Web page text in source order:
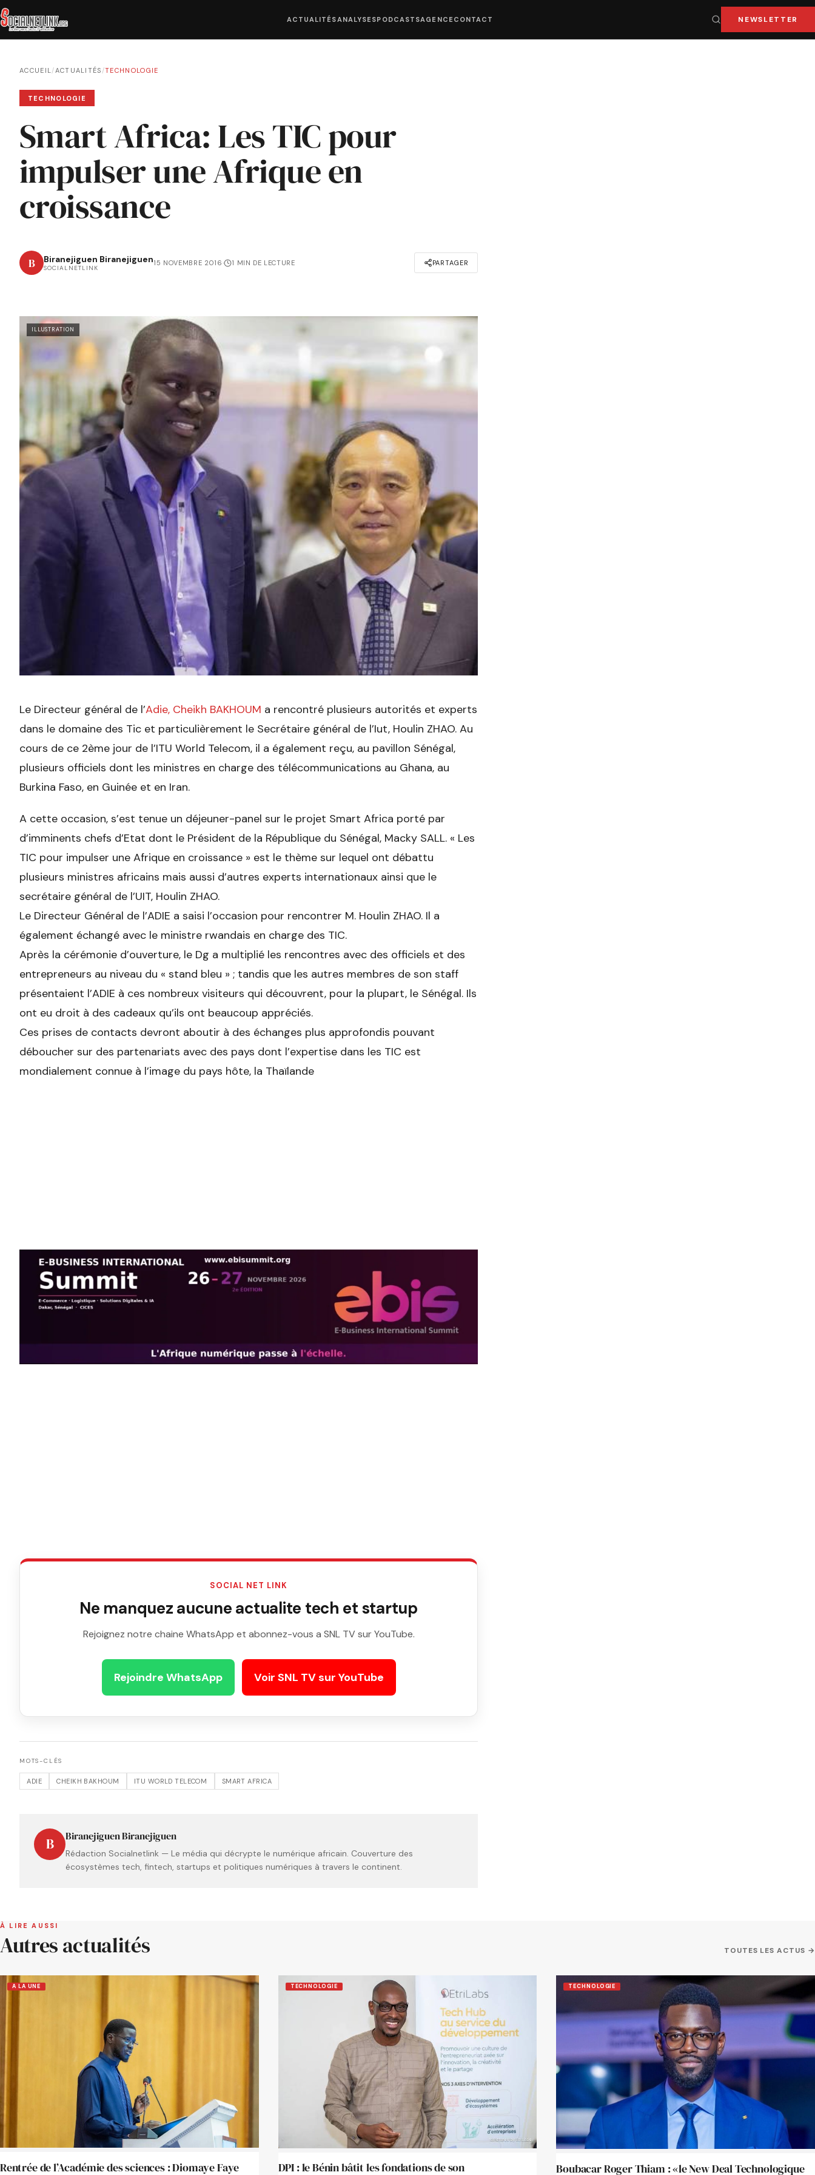
ACTUALITÉSANALYSESPODCASTSAGENCE CONTACT NEWSLETTER
ACCUEIL/ACTUALITÉS /TECHNOLOGIE
TECHNOLOGIE
Smart Africa: Les TIC pour
impulser une Afrique en
croissance
B Biranejiguen Biranejiguen
SOCIALNETLINK
15 NOVEMBRE 2016· 1 MIN DE LECTURE PARTAGER
ILLUSTRATION
Le Directeur général de l’Adie, Cheikh BAKHOUM a rencontré plusieurs autorités et experts
dans le domaine des Tic et particulièrement le Secrétaire général de l’Iut, Houlin ZHAO. Au
cours de ce 2ème jour de l’ITU World Telecom, il a également reçu, au pavillon Sénégal,
plusieurs officiels dont les ministres en charge des télécommunications au Ghana, au
Burkina Faso, en Guinée et en Iran.
A cette occasion, s’est tenue un déjeuner-panel sur le projet Smart Africa porté par
d’imminents chefs d’Etat dont le Président de la République du Sénégal, Macky SALL. « Les
TIC pour impulser une Afrique en croissance » est le thème sur lequel ont débattu
plusieurs ministres africains mais aussi d’autres experts internationaux ainsi que le
secrétaire général de l’UIT, Houlin ZHAO.
Le Directeur Général de l’ADIE a saisi l’occasion pour rencontrer M. Houlin ZHAO. Il a
également échangé avec le ministre rwandais en charge des TIC.
Après la cérémonie d’ouverture, le Dg a multiplié les rencontres avec des officiels et des
entrepreneurs au niveau du « stand bleu » ; tandis que les autres membres de son staff
présentaient l’ADIE à ces nombreux visiteurs qui découvrent, pour la plupart, le Sénégal. Ils
ont eu droit à des cadeaux qu’ils ont beaucoup appréciés.
Ces prises de contacts devront aboutir à des échanges plus approfondis pouvant
déboucher sur des partenariats avec des pays dont l’expertise dans les TIC est
mondialement connue à l’image du pays hôte, la Thaïlande
SOCIAL NET LINK
Ne manquez aucune actualite tech et startup
Rejoignez notre chaine WhatsApp et abonnez-vous a SNL TV sur YouTube.
Rejoindre WhatsApp Voir SNL TV sur YouTube
MOTS-CLÉS
ADIE CHEIKH BAKHOUM ITU WORLD TELECOM SMART AFRICA
B Biranejiguen Biranejiguen
Rédaction Socialnetlink — Le média qui décrypte le numérique africain. Couverture des
écosystèmes tech, fintech, startups et politiques numériques à travers le continent.
À LIRE AUSSI
Autres actualités TOUTES LES ACTUS →
A LA UNE
Rentrée de l’Académie des sciences : Diomaye Faye
TECHNOLOGIE
DPI : le Bénin bâtit les fondations de son
TECHNOLOGIE
Boubacar Roger Thiam : «le New Deal Technologique